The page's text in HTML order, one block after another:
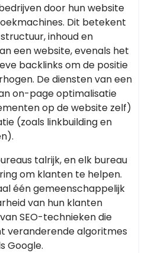
door hun website
Dit betekent
inhoud en
een website, evenals het
backlinks om de positie
De diensten van een
on-page optimalisatie
op de website zelf)
(zoals linkbuilding en
talrijk, en elk bureau
om klanten te helpen.
één gemeenschappelijk
van hun klanten
SEO-technieken die
veranderende algoritmes
Google.